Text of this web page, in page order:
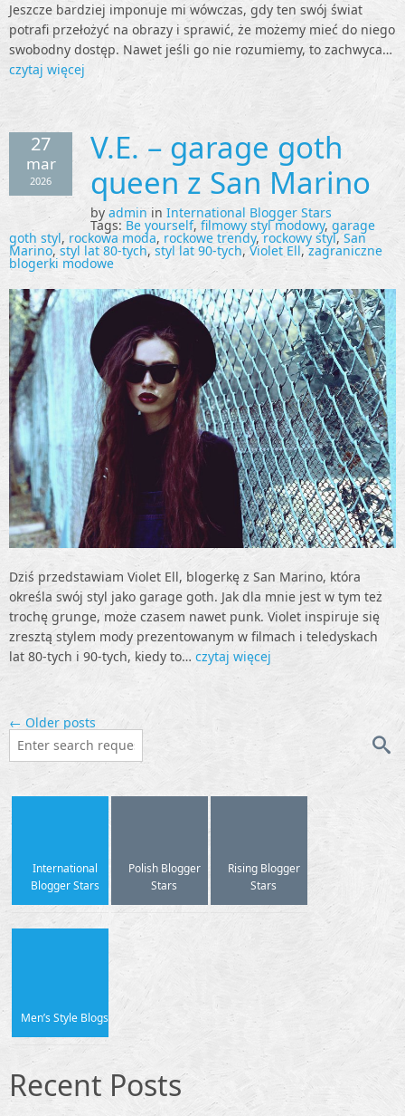
Jeszcze bardziej imponuje mi wówczas, gdy ten swój świat
potrafi przełożyć na obrazy i sprawić, że możemy mieć do niego
swobodny dostęp. Nawet jeśli go nie rozumiemy, to zachwyca…
czytaj więcej
27
mar
2026
V.E. – garage goth
queen z San Marino
by admin in International Blogger Stars
Tags: Be yourself, filmowy styl modowy, garage
goth styl, rockowa moda, rockowe trendy,rockowy styl, San
Marino, styl lat 80-tych, styl lat 90-tych, Violet Ell,zagraniczne
blogerki modowe
Dziś przedstawiam Violet Ell, blogerkę z San Marino, która
określa swój styl jako garage goth. Jak dla mnie jest w tym też
trochę grunge, może czasem nawet punk. Violet inspiruje się
zresztą stylem mody prezentowanym w filmach i teledyskach
lat 80-tych i 90-tych, kiedy to… czytaj więcej
← Older posts
International
Blogger Stars
Polish Blogger
Stars
Rising Blogger
Stars
Men’s Style Blogs
Recent Posts